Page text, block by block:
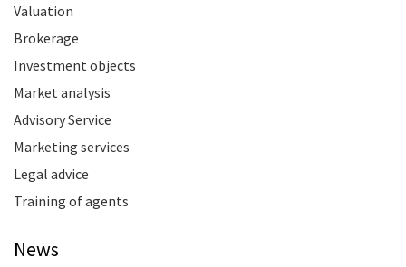
Valuation
Brokerage
Investment objects
Market analysis
Advisory Service
Marketing services
Legal advice
Training of agents
News